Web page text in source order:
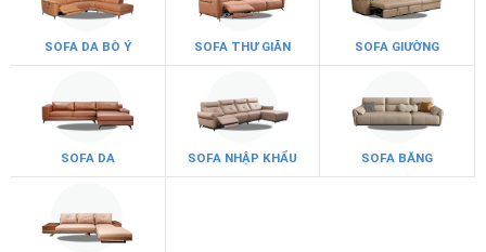
SOFA DA BÒ Ý SOFA THƯ GIÃN SOFA GIƯỜNG
SOFA DA SOFA NHẬP KHẨU SOFA BĂNG